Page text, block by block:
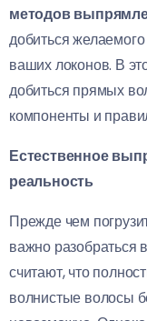
методов
добиться
ваших локонов. В
добиться прямых
компоненты и
Естественное
реальность
Прежде чем
важно разобраться
считают, что
волнистые волосы